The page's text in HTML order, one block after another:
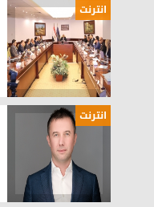
انترنت
انترنت